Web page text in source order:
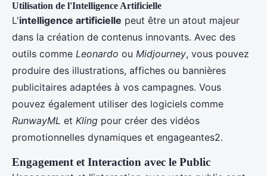
Utilisation de l'Intelligence Artificielle
L'intelligence artificielle peut être un atout majeur
dans la création de contenus innovants. Avec des
outils comme Leonardo ou Midjourney, vous pouvez
produire des illustrations, affiches ou bannières
publicitaires adaptées à vos campagnes. Vous
pouvez également utiliser des logiciels comme
RunwayML et Kling pour créer des vidéos
promotionnelles dynamiques et engageantes2.
Engagement et Interaction avec le Public